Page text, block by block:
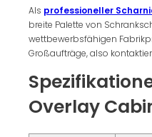
Als professioneller
breite Palette von
wettbewerbsfähigen
Großaufträge, also
Overlay